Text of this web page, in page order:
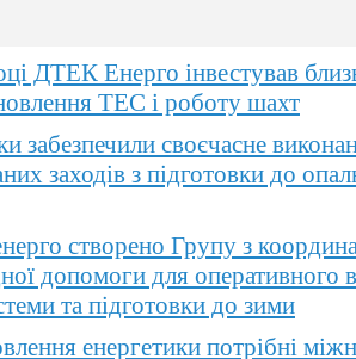
ДТЕК Енерго інвестував
ТЕС і роботу шахт
забезпечили своєчасне
заходів з підготовки до
створено Групу з
допомоги для оперативного
та підготовки до зими
енергетики потрібні